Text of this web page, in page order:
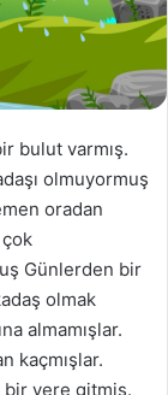
bulut varmış.
olmuyormuş
oradan
Günlerden bir
olmak
almamışlar.
kaçmışlar.
bir yere gitmiş.